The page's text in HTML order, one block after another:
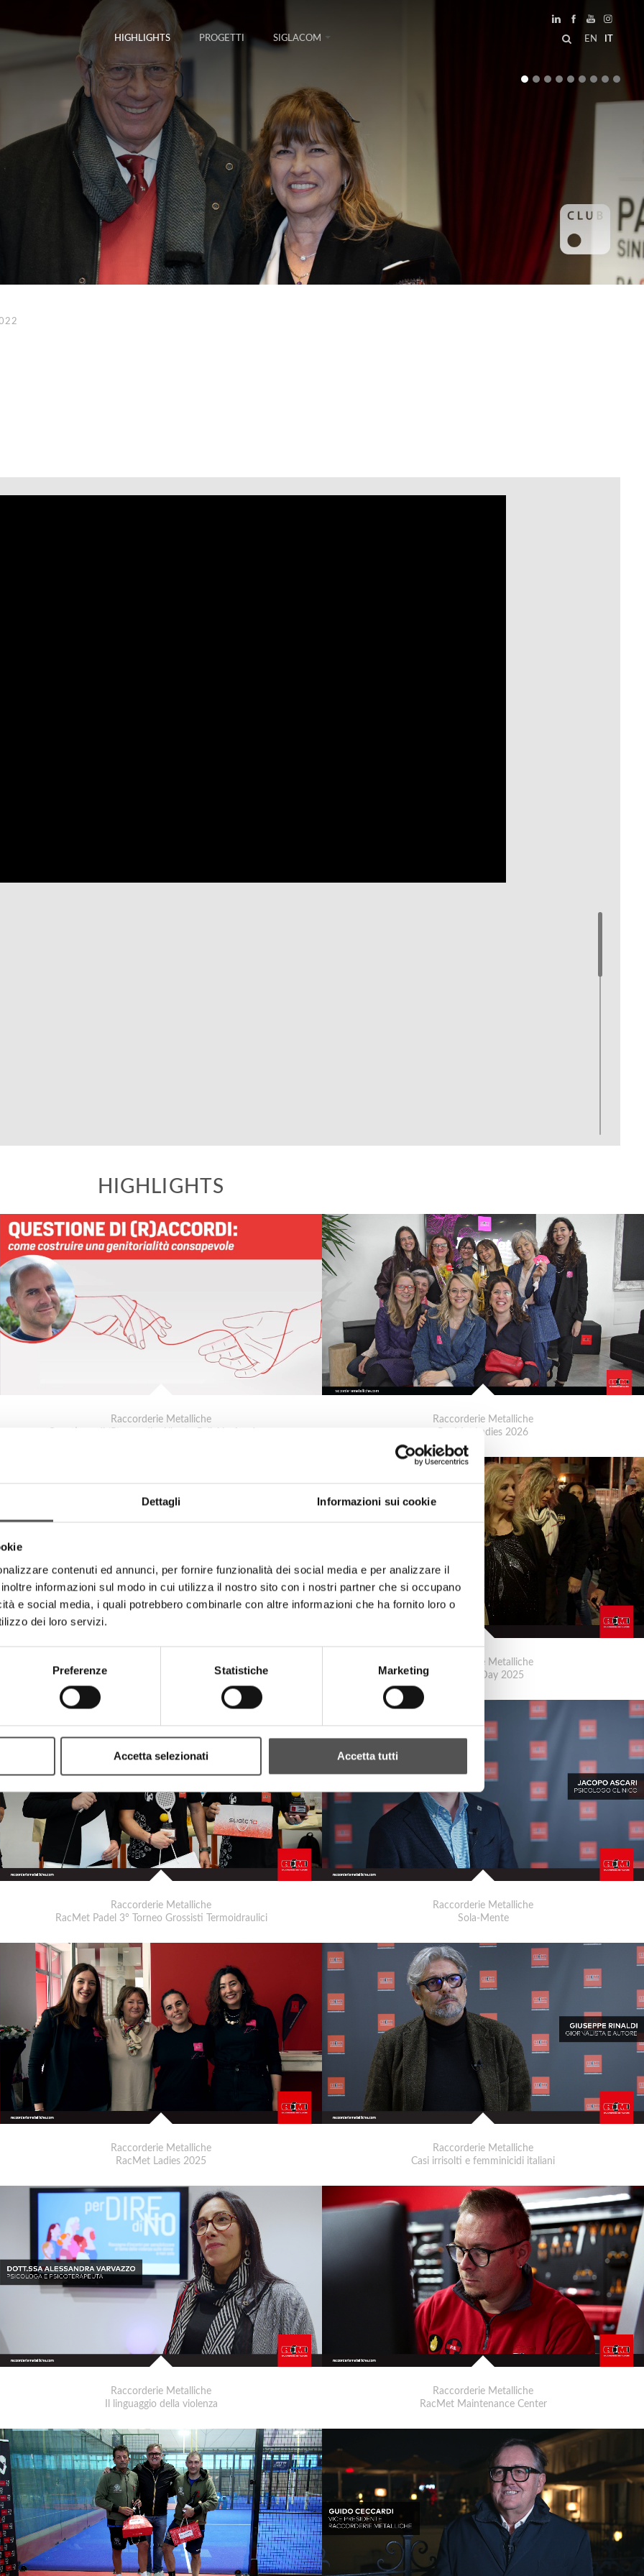
Dettagli Informazioni sui cookie
contenuti ed annunci, per fornire funzionalità dei social media e per analizzare il
informazioni sul modo in cui utilizza il nostro sito con i nostri partner che si occupano
e social media, i quali potrebbero combinarle con altre informazioni che ha fornito loro o
dei loro servizi.
Preferenze Statistiche Marketing
Accetta selezionati Accetta tutti
EN IT
HIGHLIGHTS PROGETTI SIGLACOM
Raccorderie Metalliche
Raccorderie Metalliche
RacMet Ladies 2026
La prevenzione come forma di detox
Raccorderie Metalliche
RacMet Day 2025
Raccorderie Metalliche
RacMet Padel 3° Torneo Grossisti Termoidraulici
Raccorderie Metalliche
Sola-Mente
Raccorderie Metalliche
RacMet Ladies 2025
Raccorderie Metalliche
Casi irrisolti e femminicidi italiani
Raccorderie Metalliche
Il linguaggio della violenza
Raccorderie Metalliche
RacMet Maintenance Center